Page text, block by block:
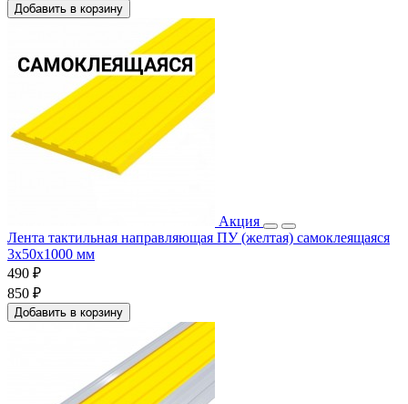
Добавить в корзину
Акция
Лента тактильная направляющая ПУ (желтая) самоклеящаяся
3х50х1000 мм
490 ₽
850 ₽
Добавить в корзину